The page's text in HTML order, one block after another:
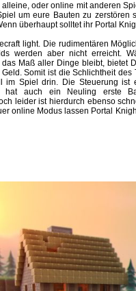
oder online mit anderen
um eure Bauten zu
überhaupt solltet ihr Portal
light. Die rudimentären
werden aber nicht erreicht.
Maß aller Dinge bleibt, bietet
Somit ist die Schlichtheit des
im Spiel drin. Die Steuerung ist
hat auch ein Neuling erste
leider ist hierdurch ebenso
online Modus lassen Portal